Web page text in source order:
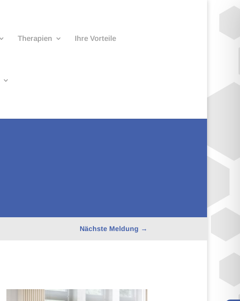
Therapien Ihre Vorteile
Nächste Meldung →